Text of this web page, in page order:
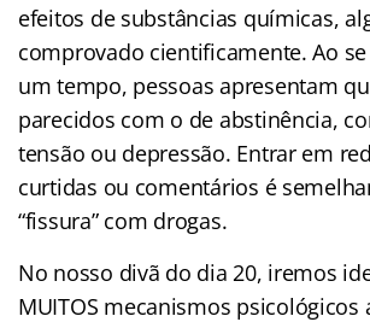
efeitos de substâncias químicas,
comprovado cientificamente. Ao
um tempo, pessoas apresentam
parecidos com o de abstinência,
tensão ou depressão. Entrar em
curtidas ou comentários é
“fissura” com drogas.
No nosso divã do dia 20, iremos
MUITOS mecanismos psicológicos